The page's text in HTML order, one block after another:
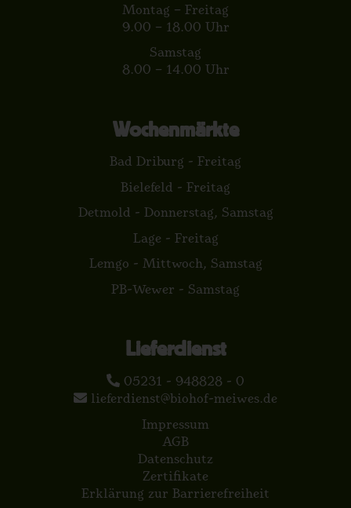
Montag – Freitag
9.00 – 18.00 Uhr
Samstag
8.00 – 14.00 Uhr
Wochenmärkte
Bad Driburg - Freitag
Bielefeld - Freitag
Detmold - Donnerstag, Samstag
Lage - Freitag
Lemgo - Mittwoch, Samstag
PB-Wewer - Samstag
Lieferdienst
05231 - 948828 - 0
lieferdienst@biohof-meiwes.de
Impressum
AGB
Datenschutz
Zertifikate
Erklärung zur Barrierefreiheit